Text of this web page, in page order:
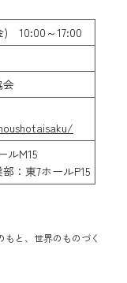
) 10:00～17:00
会
ルM15
：東7ホールP15
と、世界のものづく